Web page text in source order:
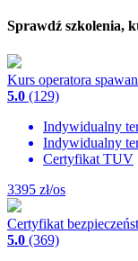
Sprawdź szkolenia,
Kurs operatora
5.0 (129)
Indywidualny
Indywidualny
Certyfikat TUV
3395 zł/os
Certyfikat
5.0 (369)